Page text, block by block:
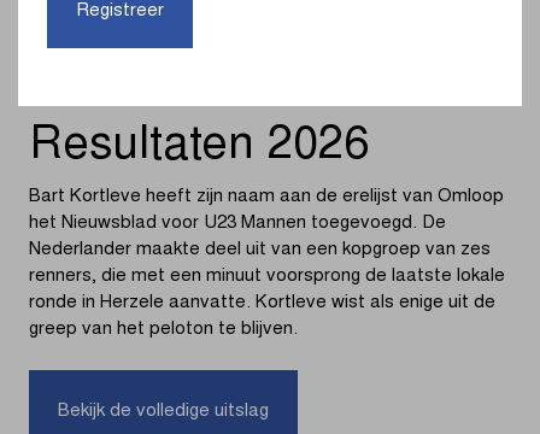
Resultaten 2026
Bart Kortleve heeft zijn naam aan de erelijst van Omloop
het Nieuwsblad voor U23 Mannen toegevoegd. De
Nederlander maakte deel uit van een kopgroep van zes
renners, die met een minuut voorsprong de laatste lokale
ronde in Herzele aanvatte. Kortleve wist als enige uit de
greep van het peloton te blijven.
Bekijk de volledige uitslag
Registreer